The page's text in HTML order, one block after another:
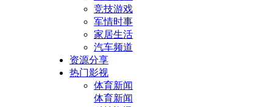
竞技游戏
军情时事
家居生活
汽车频道
资源分享
热门影视
体育新闻
体育新闻